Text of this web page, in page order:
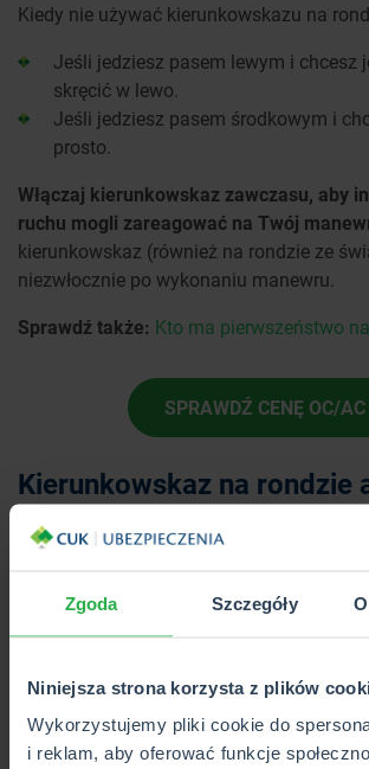
Zgoda Szczegóły
Niniejsza strona korzysta z plików
Wykorzystujemy pliki cookie do
i reklam, aby oferować funkcje
Kiedy nie używać kierunkowskazu na
Jeśli jedziesz pasem lewym i chcesz
skręcić w lewo.
Jeśli jedziesz pasem środkowym i
prosto.
Włączaj kierunkowskaz zawczasu, aby
ruchu mogli zareagować na Twój
kierunkowskaz (również na rondzie ze
niezwłocznie po wykonaniu manewru.
Sprawdź także: Kto ma pierwszeństwo
SPRAWDŹ CENĘ OC/AC
Kierunkowskaz na rondzie
Używanie kierunkowskazu na rondzie
Interpretując aktualne przepisy, należy
wówczas nie ustąpimy pierwszeństwa
będziemy winni kolizji. Za brak
planowanego manewru grozi mandat: